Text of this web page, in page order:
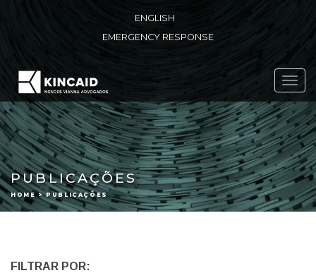
ENGLISH
EMERGENCY RESPONSE
PUBLICAÇÕES
HOME > PUBLICAÇÕES
FILTRAR POR: